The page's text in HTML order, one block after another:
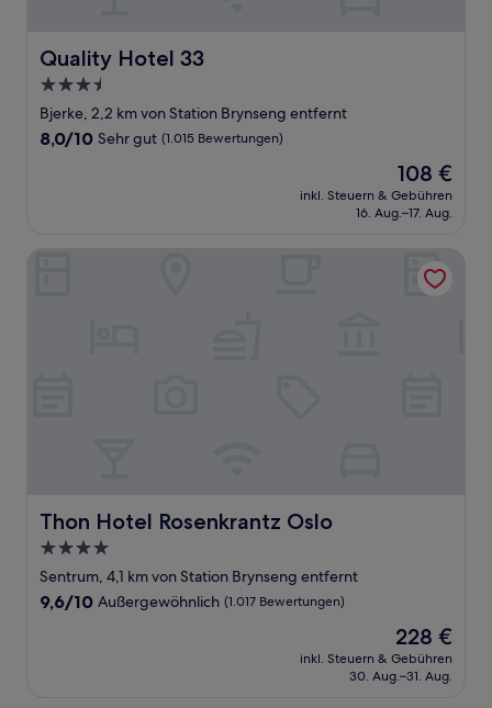
Quality Hotel 33
Quality Hotel 33
3.5-
Sterne-
Unterkunft
Bjerke, 2,2 km von Station Brynseng entfernt
8.0
Bewertungen)
8,0/10 Sehr gut (1.015 Bewertungen)
Der
Preis
beträgt
108 €
inkl. Steuern & Gebühren
16. Aug.–17. Aug.
Thon Hotel Rosenkrantz Oslo
Thon Hotel Rosenkrantz Oslo
4.0-
Sterne-
Unterkunft
Sentrum, 4,1 km von Station Brynseng entfernt
9.6
9,6/10 Außergewöhnlich (1.017 Bewertungen)
Der
Preis
beträgt
228 €
inkl. Steuern & Gebühren
30. Aug.–31. Aug.